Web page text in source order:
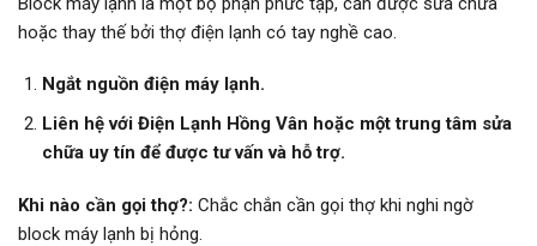
hoặc thay thế bởi thợ điện lạnh có tay nghề cao.
Ngắt nguồn điện máy lạnh.
Liên hệ với Điện Lạnh Hồng Vân hoặc một trung tâm sửa
chữa uy tín để được tư vấn và hỗ trợ.
Khi nào cần gọi thợ?: Chắc chắn cần gọi thợ khi nghi ngờ
block máy lạnh bị hỏng.